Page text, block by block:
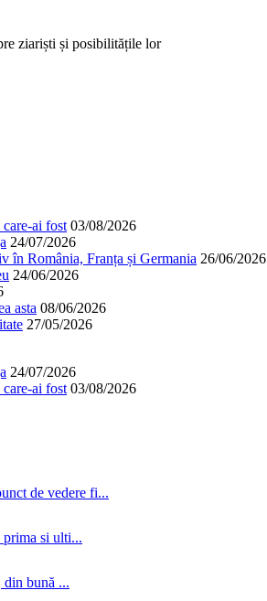
ziariști și posibilitățile lor
ai fost 03/08/2026
24/07/2026
în România, Franța și Germania 26/06/2026
24/06/2026
asta 08/06/2026
27/05/2026
24/07/2026
ai fost 03/08/2026
de vedere fi...
prima si ulti...
din bună ...